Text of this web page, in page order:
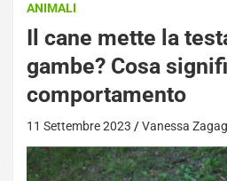
ANIMALI
Il cane mette la
gambe? Cosa
comportamento
11 Settembre 2023 Vanessa